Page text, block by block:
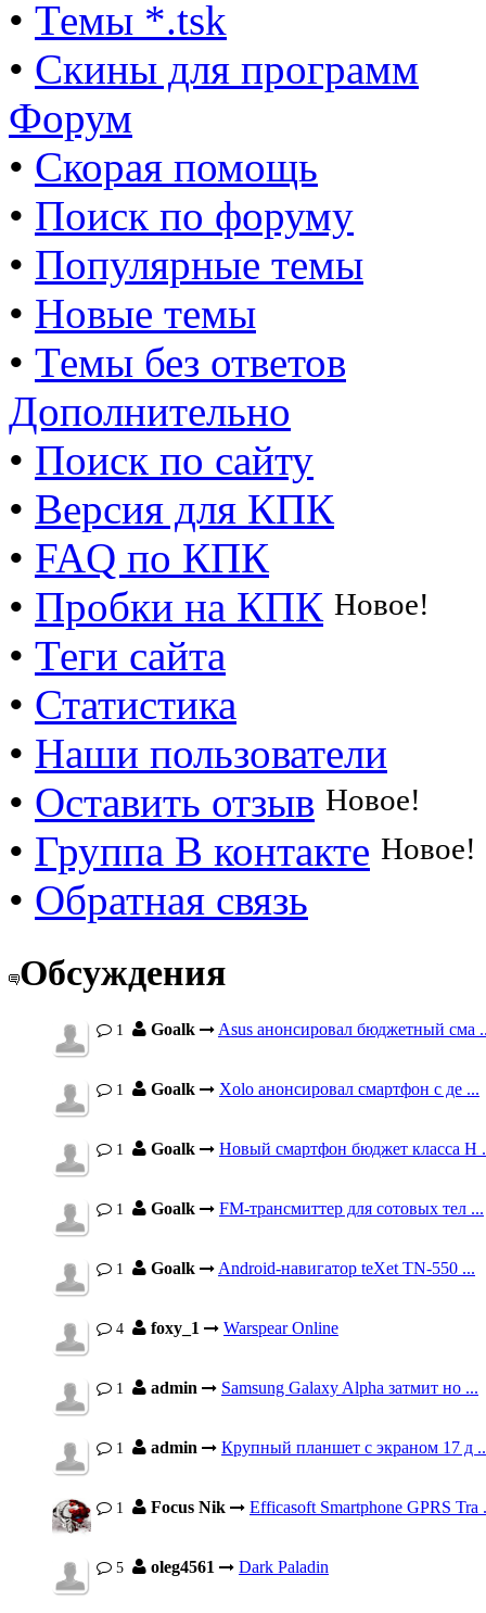
• Темы *.tsk
• Скины для программ
Форум
• Скорая помощь
• Поиск по форуму
• Популярные темы
• Новые темы
• Темы без ответов
Дополнительно
• Поиск по сайту
• Версия для КПК
• FAQ по КПК
• Пробки на КПК Новое!
• Теги сайта
• Статистика
• Наши пользователи
• Оставить отзыв Новое!
• Группа В контакте Новое!
• Обратная связь
Обсуждения
1 Goalk Asus анонсировал бюджетный сма
1 Goalk Xolo анонсировал смартфон с де ...
1 Goalk Новый смартфон бюджет класса H
1 Goalk FM-трансмиттер для сотовых тел ...
1 Goalk Android-навигатор teXet TN-550 ...
4 foxy_1 Warspear Online
1 admin Samsung Galaxy Alpha затмит но ...
1 admin Крупный планшет с экраном 17 д
1 Focus Nik Efficasoft Smartphone GPRS Tra
5 oleg4561 Dark Paladin